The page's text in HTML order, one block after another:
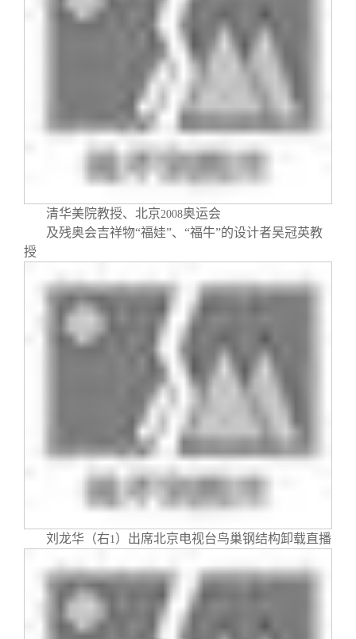
清华美院教授、北京2008奥运会
及残奥会吉祥物“福娃”、“福牛”的设计者吴冠英教
授
刘龙华（右1 ）出席北京电视台鸟巢钢结构卸载直播